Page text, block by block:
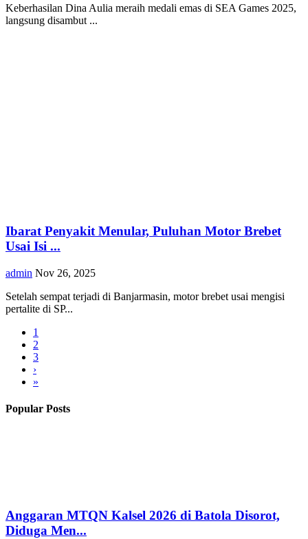
Keberhasilan Dina Aulia meraih medali emas di SEA Games 2025,
langsung disambut ...
Ibarat Penyakit Menular, Puluhan Motor Brebet
Usai Isi ...
admin Nov 26, 2025
Setelah sempat terjadi di Banjarmasin, motor brebet usai mengisi
pertalite di SP...
1
2
3
›
»
Popular Posts
Anggaran MTQN Kalsel 2026 di Batola Disorot,
Diduga Men...